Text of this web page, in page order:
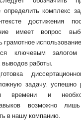
определить комплекс
достижения
имеет вопрос
грамотное
ключевым залогом
выводов работы.
задачу, успешно
времени и
возможно
в нашу компанию.